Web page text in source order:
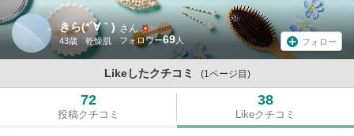
きら(*´∀｀) さん
43歳 乾燥肌 69 フォロー
Likeしたクチコミ (1ページ目)
72
投稿クチコミ
38
Likeクチコミ